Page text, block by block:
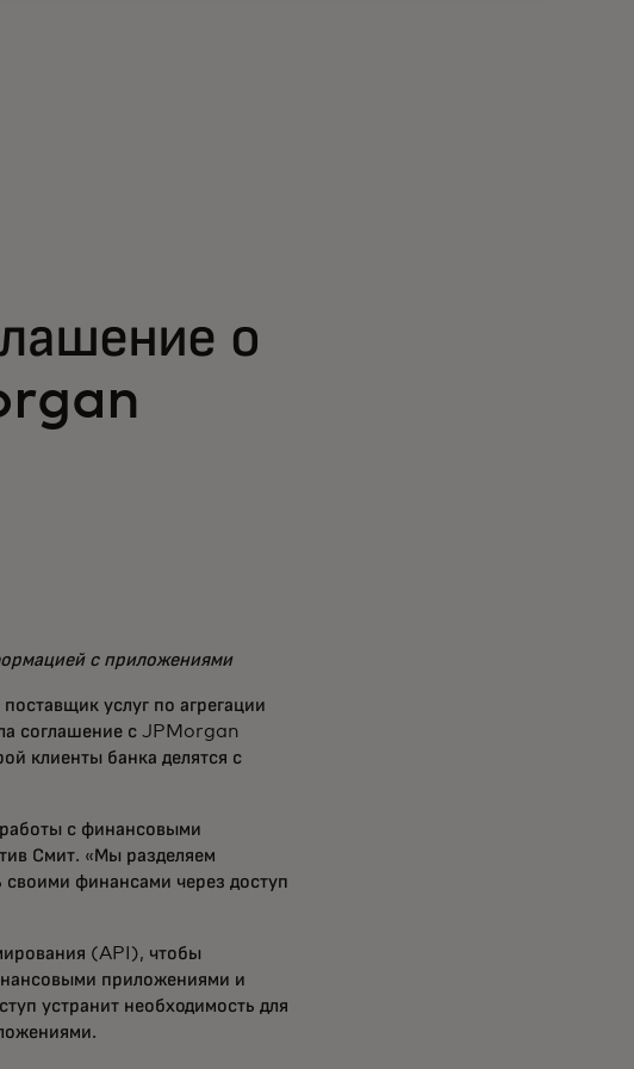
о
с приложениями
услуг по агрегации
соглашение с JPMorgan
клиенты банка делятся с
с финансовыми
Смит. «Мы разделяем
финансами через доступ
(API), чтобы
приложениями и
устранит необходимость для